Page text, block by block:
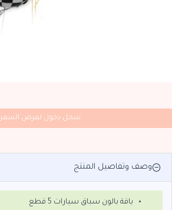
سجل دخول لعرض السعر
وصف وتفاصيل المنتج
باقة بالون سباق سيارات 5 قطع